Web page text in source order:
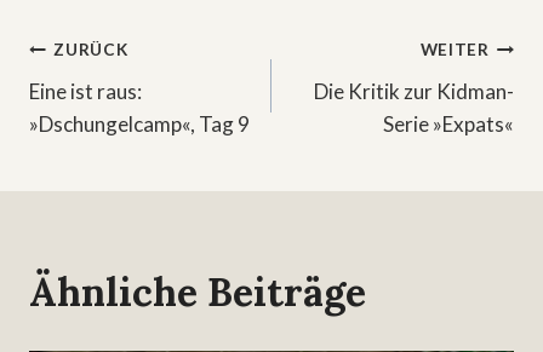
Beitragsnavigation
ZURÜCK
Eine ist raus:
»Dschungelcamp«, Tag 9
WEITER
Die Kritik zur Kidman-
Serie »Expats«
Ähnliche Beiträge